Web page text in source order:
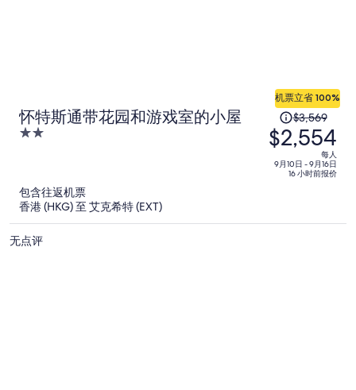
怀特斯通带花园和游戏室的小屋
2
5
机票立省 100%
原
价
为
每
现
$3,569
$2,554
每人
9月10日 - 9月16日
16 小时前报价
包含往返机票
香港 (HKG) 至 艾克希特 (EXT)
无点评